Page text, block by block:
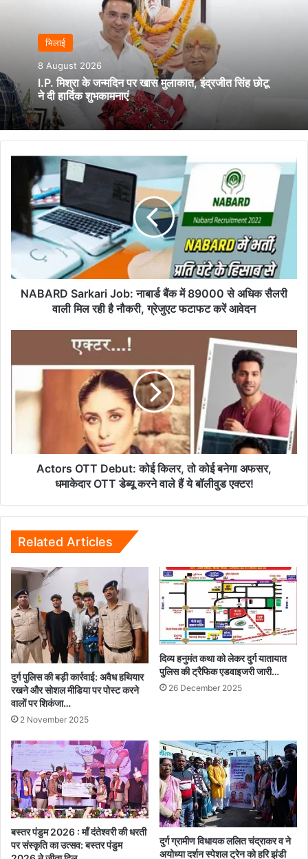
भिलाई
8 August 2026
I.P. मिश्रा के जन्मदिन पर खास मुलाकात, इंद्रजीत सिंह छोटू
ने दी हार्दिक शुभकामनाएं
NABARD
Sarkari
में
89000
अधिक
सैलरी
नौकरी,
फटाफट
करें
NABARD Sarkari Job: नाबार्ड बैंक में 89000 से अधिक सैलरी
वाली मिल रही है नौकरी, ग्रेजुएट फटाफट करें आवेदन
Debut:
किलर,
तो
अफसर,
धमाकेदार
ये
बॉलीवुड
एक्टर!
Actors OTT Debut: कोई किलर, तो कोई बनेगा अफसर,
धमाकेदार OTT डेब्यू करने वाले हैं ये बॉलीवुड एक्टर!
Related Articles
दुर्ग पुलिस की बड़ी कार्रवाई: अवैध हथियार
रखने और सोशल मीडिया पर पोस्ट करने
वालों पर शिकंजा…
2 November 2025
दिव्य हनुमंत कथा को लेकर दुर्ग यातायात
पुलिस की ट्रैफिक एडवाइजरी जारी…
26 December 2025
बस्तर पंडुम 2026 : माँ दंतेश्वरी की धरती
पर संस्कृति का उत्सव: बस्तर पंडुम
दुर्ग ग्रामीण विधायक ललित चंद्राकर व ने
अयोध्या दर्शन स्पेशल ट्रेन को हरि झंडी